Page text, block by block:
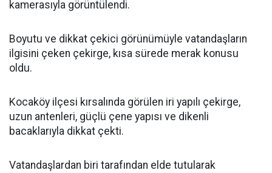
kamerasıyla görüntülendi.
Boyutu ve dikkat çekici görünümüyle vatandaşların
ilgisini çeken çekirge, kısa sürede merak konusu
oldu.
Kocaköy ilçesi kırsalında görülen iri yapılı çekirge,
uzun antenleri, güçlü çene yapısı ve dikenli
bacaklarıyla dikkat çekti.
Vatandaşlardan biri tarafından elde tutularak